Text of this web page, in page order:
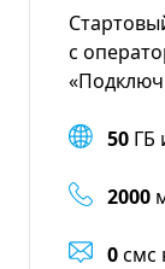
с
50 ГБ
2000
0смс